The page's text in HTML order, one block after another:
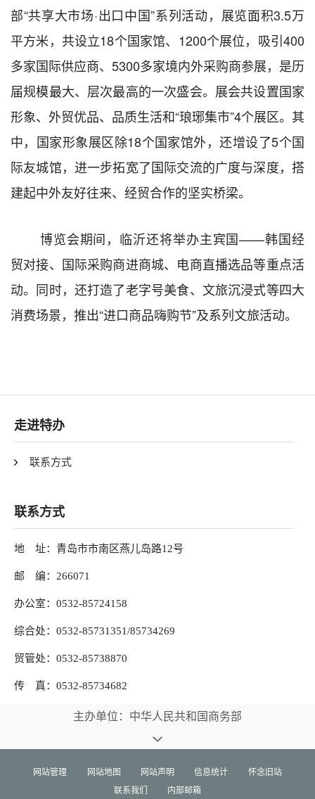
部“共享大市场·出口中国”系列活动，展览面积3.5万
平方米，共设立18个国家馆、1200个展位，吸引400
多家国际供应商、5300多家境内外采购商参展，是历
届规模最大、层次最高的一次盛会。展会共设置国家
形象、外贸优品、品质生活和“琅琊集市”4个展区。其
中，国家形象展区除18个国家馆外，还增设了5个国
际友城馆，进一步拓宽了国际交流的广度与深度，搭
建起中外友好往来、经贸合作的坚实桥梁。
博览会期间，临沂还将举办主宾国——韩国经
贸对接、国际采购商进商城、电商直播选品等重点活
动。同时，还打造了老字号美食、文旅沉浸式等四大
消费场景，推出“进口商品嗨购节”及系列文旅活动。
走进特办
联系方式
联系方式
地 址：青岛市市南区燕儿岛路12号
邮 编：266071
办公室：0532-85724158
综合处：0532-85731351/85734269
贸管处：0532-85738870
传 真：0532-85734682
主办单位：中华人民共和国商务部
网站管理 网站地图 网站声明 信息统计
怀念旧站
联系我们
内部邮箱